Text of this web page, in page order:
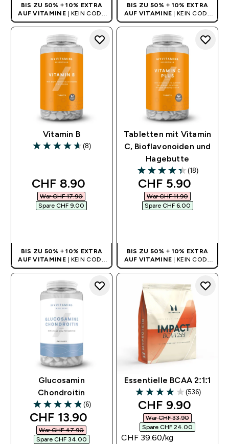
BIS ZU 50% + 10% EXTRA
AUF VITAMINE
| KEIN CODE
BENÖTIGT
BIS ZU 50% + 10% EXTRA
AUF VITAMINE
| KEIN CODE
BENÖTIGT
Vitamin B
4.63 out of 5 stars
(8)
discounted price
CHF 8.90‎
War CHF 17.90‎
Spare CHF 9.00‎
BIS ZU 50% + 10% EXTRA
AUF VITAMINE
| KEIN CODE
BENÖTIGT
Tabletten mit Vitamin
C, Bioflavonoiden und
Hagebutte
4.39 out of 5 stars
(18)
discounted
CHF 5.90‎
War CHF 11.90‎
Spare CHF 6.00‎
BIS ZU 50% + 10% EXTRA
AUF VITAMINE
| KEIN CODE
BENÖTIGT
Glucosamin
Chondroitin
4.83 out of 5 stars
(6)
discounted price
CHF 13.90‎
War CHF 47.90‎
Spare CHF 34.00‎
Essentielle BCAA 2:1:1
3.93 out of 5 stars
(536)
discounted
CHF 9.90‎
War CHF 33.90‎
Spare CHF 24.00‎
CHF 39.60‎/kg